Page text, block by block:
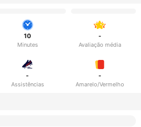
10
Minutes
-
Avaliação média
-
Assistências
-
Amarelo/Vermelho